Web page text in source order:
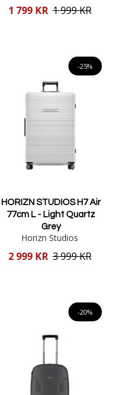
Reducerat
1 799 KR 1 999 KR
-25%
HORIZN STUDIOS H7 Air
77cm L - Light Quartz
Grey
Horizn Studios
Reducerat
2 999 KR 3 999 KR
-20%